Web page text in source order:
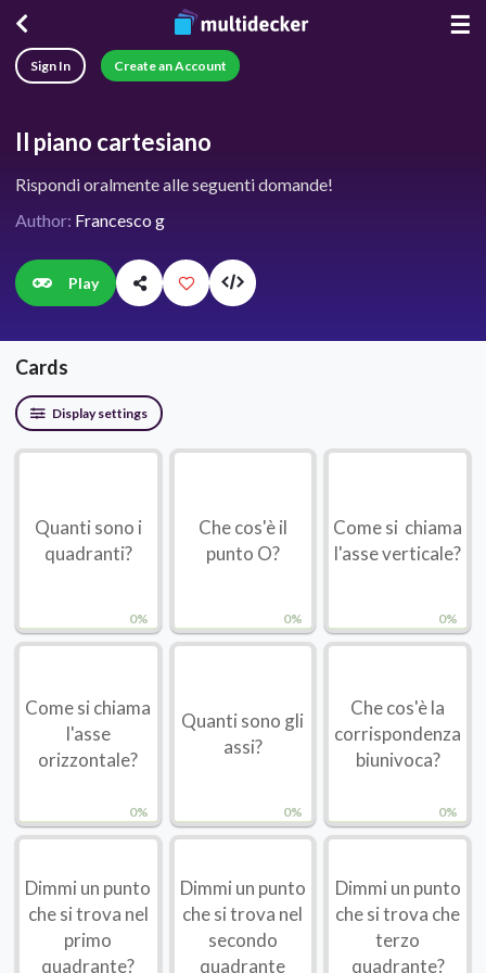
☰
Sign In Create an Account
Il piano cartesiano
Rispondi oralmente alle seguenti domande!
Author: Francesco g
Play
Cards
Display settings
0%
Quanti sono i
quadranti?
0%
Che cos'è il
punto O?
0%
Come si chiama
l'asse verticale?
0%
Come si chiama
l'asse
orizzontale?
0%
Quanti sono gli
assi?
0%
Che cos'è la
corrispondenza
biunivoca?
Dimmi un punto
che si trova nel
primo
quadrante?
Dimmi un punto
che si trova nel
secondo
quadrante
Dimmi un punto
che si trova che
terzo
quadrante?